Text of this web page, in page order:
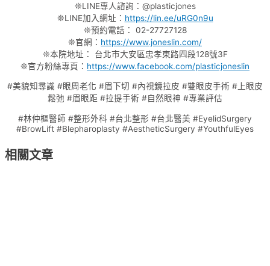
❊LINE專人諮詢：@plasticjones
❊LINE加入網址： https://lin.ee/uRG0n9u
❊預約電話： 02-27727128
❊官網： https://www.joneslin.com/
❊本院地址： 台北市大安區忠孝東路四段128號3F
❊官方粉絲專頁： https://www.facebook.com/plasticjoneslin
#美貌知尋識 #眼周老化 #眉下切 #內視鏡拉皮 #雙眼皮手術 #上眼皮
鬆弛 #眉眼距 #拉提手術 #自然眼神 #專業評估
#林仲樞醫師 #整形外科 #台北整形 #台北醫美 #EyelidSurgery
#BrowLift #Blepharoplasty #AestheticSurgery #YouthfulEyes
相關文章